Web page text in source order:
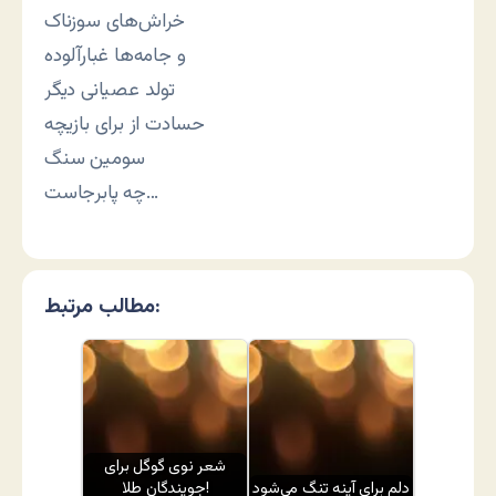
خراش‌های سوزناک
و جامه‌ها غبارآلوده
تولد عصیانی دیگر
حسادت از برای بازیچه
سومین سنگ
چه پابرجاست…
مطالب مرتبط:
شعر نوی گوگل برای
جویندگان طلا!
دلم برای آینه تنگ می‌شود